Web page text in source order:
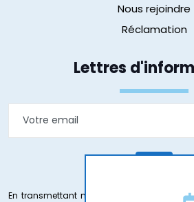
Nous rejoindre
Réclamation
Lettres
En transmettant mon e-mail j’accepte